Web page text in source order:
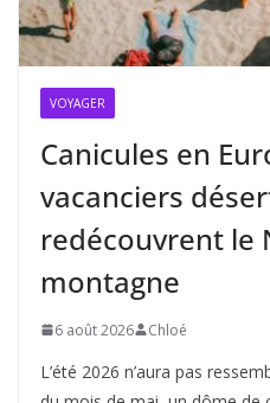
VOYAGER
Canicules en
vacanciers
redécouvrent le
montagne
6 août 2026 Chloé
L’été 2026 n’aura pas